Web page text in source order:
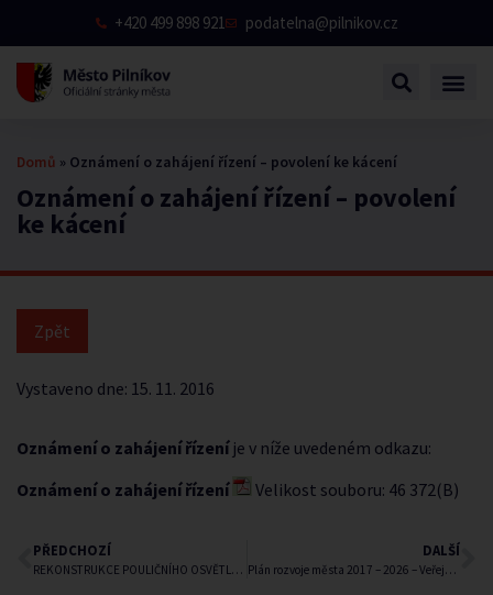
+420 499 898 921 podatelna@pilnikov.cz
Oznámení o zahájení řízení – povolení
ke kácení
Domů » Oznámení o zahájení řízení – povolení ke kácení
Vystaveno dne: 15. 11. 2016
Oznámení o zahájení řízeníje v níže uvedeném odkazu:
Oznámení o zahájení řízení
Velikost souboru: 46 372(B)
PŘEDCHOZÍ
REKONSTRUKCE POULIČNÍHO OSVĚTLENÍ
DALŠÍ
Plán rozvoje města 2017 – 2026 – Veřejné projednávání